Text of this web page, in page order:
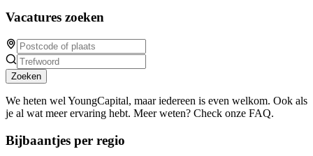
Vacatures zoeken
Zoeken
We heten wel YoungCapital, maar iedereen is even welkom. Ook als
je al wat meer ervaring hebt. Meer weten? Check onze FAQ.
Bijbaantjes per regio